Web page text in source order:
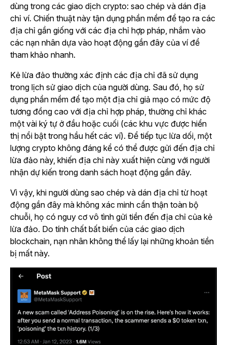
dùng trong các giao dịch crypto: sao chép và dán địa
chỉ ví. Chiến thuật này tận dụng phần mềm để tạo ra các
địa chỉ gần giống với các địa chỉ hợp pháp, nhắm vào
các nạn nhân dựa vào hoạt động gần đây của ví để
tham khảo nhanh.
Kẻ lừa đảo thường xác định các địa chỉ đã sử dụng
trong lịch sử giao dịch của người dùng. Sau đó, họ sử
dụng phần mềm để tạo một địa chỉ giả mạo có mức độ
tương đồng cao với địa chỉ hợp pháp, thường chỉ khác
một vài ký tự ở đầu hoặc cuối (các khu vực được hiển
thị nổi bật trong hầu hết các ví). Để tiếp tục lừa dối, một
lượng crypto không đáng kể có thể được gửi đến địa chỉ
lừa đảo này, khiến địa chỉ này xuất hiện cùng với người
nhận dự kiến trong danh sách hoạt động gần đây.
Vì vậy, khi người dùng sao chép và dán địa chỉ từ hoạt
động gần đây mà không xác minh cẩn thận toàn bộ
chuỗi, họ có nguy cơ vô tình gửi tiền đến địa chỉ của kẻ
lừa đảo. Do tính chất bất biến của các giao dịch
blockchain, nạn nhân không thể lấy lại những khoản tiền
bị mất này.